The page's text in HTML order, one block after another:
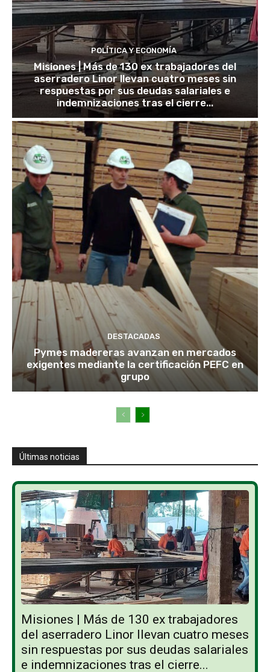
POLÍTICA Y ECONOMÍA
Misiones | Más de 130 ex trabajadores del
aserradero Linor llevan cuatro meses sin
respuestas por sus deudas salariales e
indemnizaciones tras el cierre...
DESTACADAS
Pymes madereras avanzan en mercados
exigentes mediante la certificación PEFC en
grupo
Últimas noticias
Misiones | Más de 130 ex trabajadores
del aserradero Linor llevan cuatro meses
sin respuestas por sus deudas salariales
e indemnizaciones tras el cierre...